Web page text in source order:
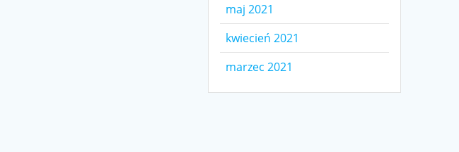
maj 2021
kwiecień 2021
marzec 2021